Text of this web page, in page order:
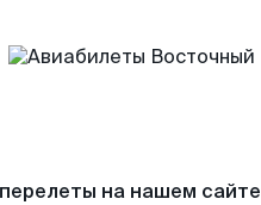
на нашем сайте